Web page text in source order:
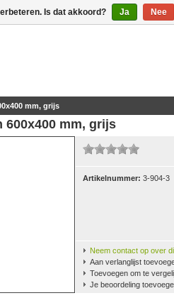
mm, grijs
600x400 mm, grijs
Artikelnummer: 3-904-3
Neem contact op over
Aan verlanglijst
Toevoegen om te
Je beoordeling
Is dat akkoord? Ja Nee